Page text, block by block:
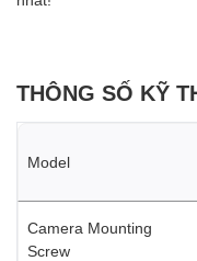
THÔNG SỐ KỸ
Model
Camera Mounting
Screw